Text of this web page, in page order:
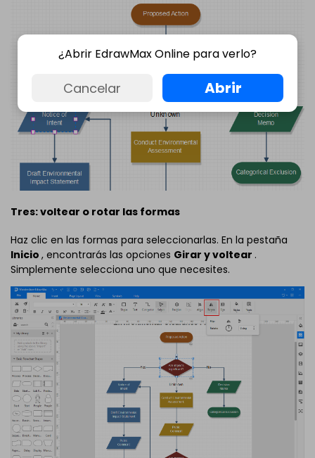
Tres: voltear o rotar las formas
Haz clic en las formas para seleccionarlas. En la pestaña
Inicio , encontrarás las opciones Girar y voltear .
Simplemente selecciona uno que necesites.
¿Abrir EdrawMax Online para verlo?
Cancelar Abrir